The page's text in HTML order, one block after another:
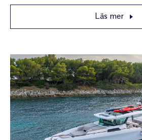
Läs mer